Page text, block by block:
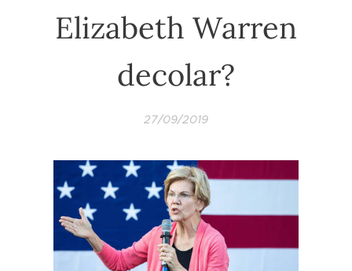
Elizabeth Warren
decolar?
27/09/2019